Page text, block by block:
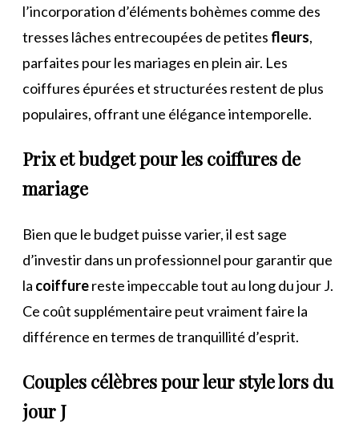
l’incorporation d’éléments bohèmes comme des
tresses lâches entrecoupées de petites fleurs,
parfaites pour les mariages en plein air. Les
coiffures épurées et structurées restent de plus
populaires, offrant une élégance intemporelle.
Prixet budget pour les coiffures de
mariage
Bien que le budget puisse varier, il est sage
d’investir dans un professionnel pour garantir que
la coiffurereste impeccable tout au long du jour J.
Ce coût supplémentaire peut vraiment faire la
différence en termes de tranquillité d’esprit.
Couples célèbres pour leur style lors du
jour J